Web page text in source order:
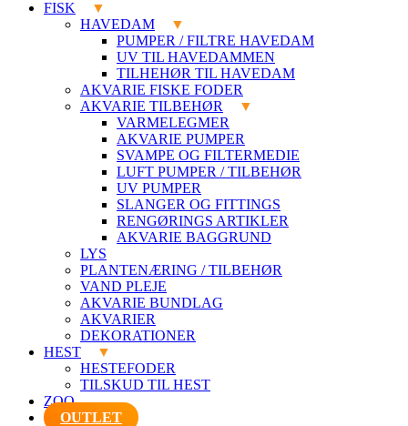
FISK
HAVEDAM
PUMPER / FILTRE HAVEDAM
UV TIL HAVEDAMMEN
TILHEHØR TIL HAVEDAM
AKVARIE FISKE FODER
AKVARIE TILBEHØR
VARMELEGMER
AKVARIE PUMPER
SVAMPE OG FILTERMEDIE
LUFT PUMPER / TILBEHØR
UV PUMPER
SLANGER OG FITTINGS
RENGØRINGS ARTIKLER
AKVARIE BAGGRUND
LYS
PLANTENÆRING / TILBEHØR
VAND PLEJE
AKVARIE BUNDLAG
AKVARIER
DEKORATIONER
HEST
HESTEFODER
TILSKUD TIL HEST
ZOO
OUTLET